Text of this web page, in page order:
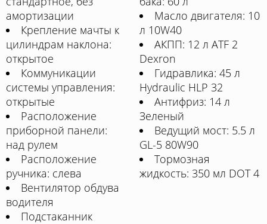
амортизации
Крепление мачты к
цилиндрам наклона:
открытое
Коммуникации
системы управления:
открытые
Расположение
приборной панели:
над рулем
Расположение
ручника: слева
Вентилятор обдува
водителя
Подстаканник
Масло двигателя: 10
л 10W40
АКПП: 12 л ATF 2
Dexron
Гидравлика: 45 л
Hydraulic HLP 32
Антифриз: 14 л
Зеленый
Ведущий мост: 5.5 л
GL-5 80W90
Тормозная
жидкость: 350 мл DOT 4